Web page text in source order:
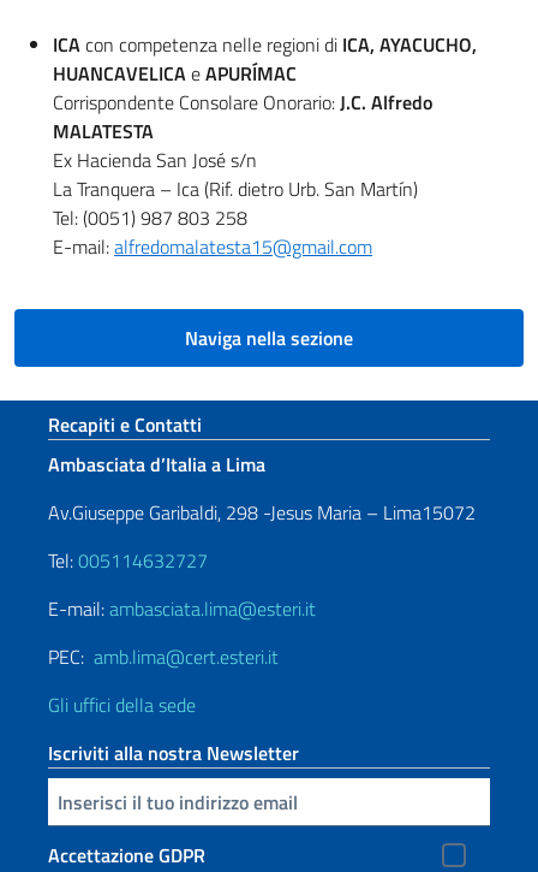
ICAcon competenza nelle regioni di ICA, AYACUCHO,
HUANCAVELICAeAPURÍMAC
Corrispondente Consolare Onorario:J.C. Alfredo
MALATESTA
Ex Hacienda San José s/n
La Tranquera – Ica (Rif. dietro Urb. San Martín)
Tel: (0051) 987 803 258
E-mail:alfredomalatesta15@gmail.com
Naviga nella sezione
Sezione footer
Recapiti e Contatti
Ambasciata d’Italia a Lima
Av.Giuseppe Garibaldi, 298 -Jesus Maria – Lima15072
Tel:005114632727
E-mail:ambasciata.lima@esteri.it
PEC: amb.lima@cert.esteri.it
Gli uffici della sede
Iscriviti alla nostra Newsletter
Inserisci la tua email
Accettazione GDPR